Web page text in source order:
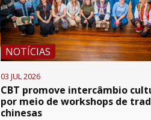
NOTÍCIAS
03 JUL 2026
CBT promove intercâmbio
por meio de workshops de
chinesas